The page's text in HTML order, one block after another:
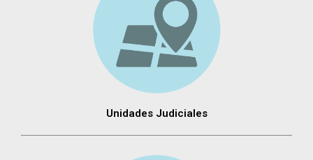
Unidades Judiciales